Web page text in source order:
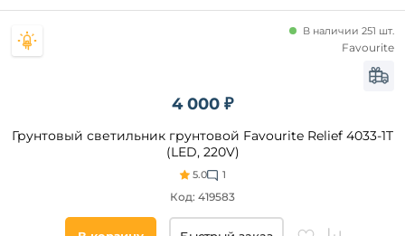
4 000 ₽
Грунтовый светильник грунтовой Favourite Relief 4033-1T
(LED, 220V)
5.0 1
В наличии 251 шт.
Код: 419583
Favourite